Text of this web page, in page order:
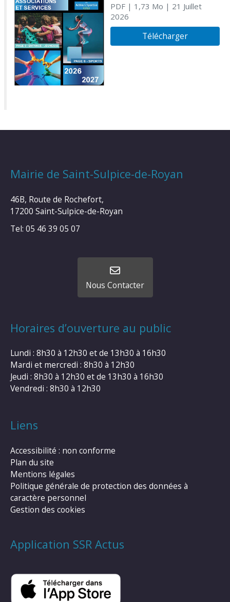
PDF| 1,73 Mo | 21 Juillet
2026
Télécharger
Mairie de Saint-Sulpice-de-Royan
46B, Route de Rochefort,
17200 Saint-Sulpice-de-Royan
Tel: 05 46 39 05 07
Nous Contacter
Horaires d’ouverture au public
Lundi : 8h30 à 12h30 et de 13h30 à 16h30
Mardi et mercredi : 8h30 à 12h30
Jeudi : 8h30 à 12h30 et de 13h30 à 16h30
Vendredi : 8h30 à 12h30
Liens
Accessibilité : non conforme
Plan du site
Mentions légales
Politique générale de protection des données à
caractère personnel
Gestion des cookies
Application SSR Actus